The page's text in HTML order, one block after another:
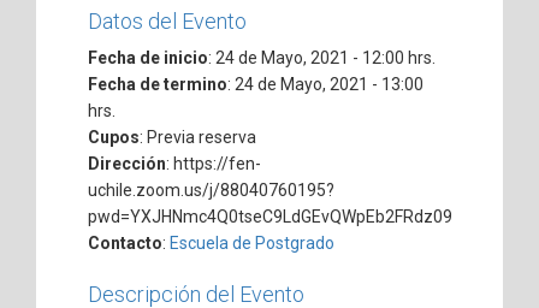
Datos del Evento
Fecha de inicio: 24 de Mayo, 2021 - 12:00 hrs.
Fecha de termino: 24 de Mayo, 2021 - 13:00
hrs.
Cupos: Previa reserva
Dirección: https://fen-
uchile.zoom.us/j/88040760195?
pwd=YXJHNmc4Q0tseC9LdGEvQWpEb2FRdz09
Contacto: Escuela de Postgrado
Descripción del Evento